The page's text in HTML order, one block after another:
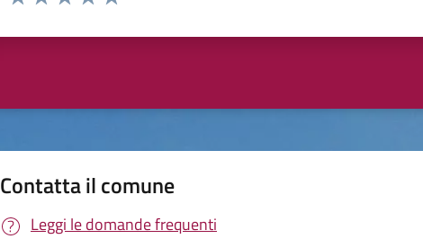
Contatta il comune
Leggi le domande frequenti